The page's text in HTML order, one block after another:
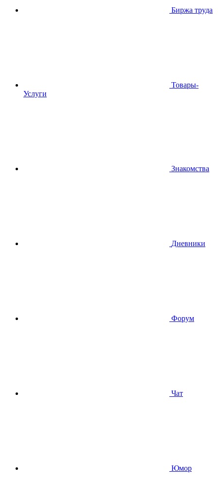
Биржа труда
Товары-
Услуги
Знакомства
Дневники
Форум
Чат
Юмор